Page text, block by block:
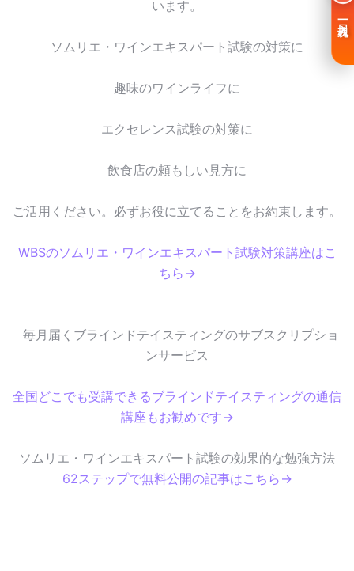
います。
ソムリエ・ワインエキスパート試験の対策に
趣味のワインライフに
エクセレンス試験の対策に
飲食店の頼もしい見方に
ご活用ください。必ずお役に立てることをお約束します。
WBSのソムリエ・ワインエキスパート試験対策講座はこ
ちら→
毎月届くブラインドテイスティングのサブスクリプショ
ンサービス
全国どこでも受講できるブラインドテイスティングの通信
講座もお勧めです→
ソムリエ・ワインエキスパート試験の効果的な勉強方法
62ステップで無料公開の記事はこちら→